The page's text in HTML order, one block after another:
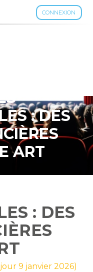
CONNEXION
: DES
ART
: DES
jour 9 janvier 2026)